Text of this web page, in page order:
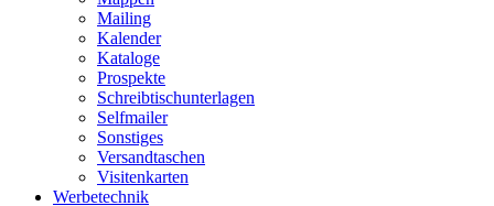
Mailing
Kalender
Kataloge
Prospekte
Schreibtischunterlagen
Selfmailer
Sonstiges
Versandtaschen
Visitenkarten
Werbetechnik